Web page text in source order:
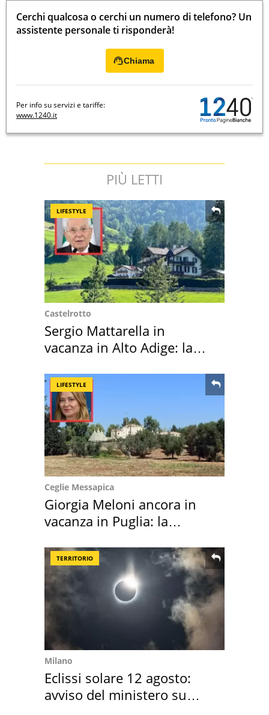
Cerchi qualcosa o cerchi un numero di telefono? Un
assistente personale ti risponderà!
Chiama
Per info su servizi e tariffe:
www.1240.it
PIÙ LETTI
LIFESTYLE
Castelrotto
Sergio Mattarella in
vacanza in Alto Adige: la
LIFESTYLE
Ceglie Messapica
Giorgia Meloni ancora in
vacanza in Puglia: la
TERRITORIO
Milano
Eclissi solare 12 agosto:
avviso del ministero su